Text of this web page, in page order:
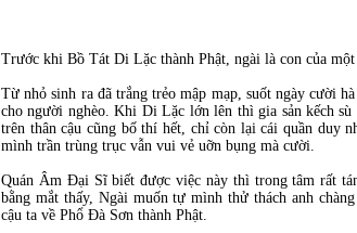
Trước khi Bồ Tát Di Lặc thành Phật, ngài là con của
Từ nhỏ sinh ra đã trắng trẻo mập mạp, suốt ngày cười
cho người nghèo. Khi Di Lặc lớn lên thì gia sản kếch sù
trên thân cậu cũng bố thí hết, chỉ còn lại cái quần duy
mình trần trùng trục vẫn vui vẻ uỡn bụng mà cười.
Quán Âm Đại Sĩ biết được việc này thì trong tâm rất
bằng mắt thấy, Ngài muốn tự mình thử thách anh
cậu ta về Phổ Đà Sơn thành Phật.